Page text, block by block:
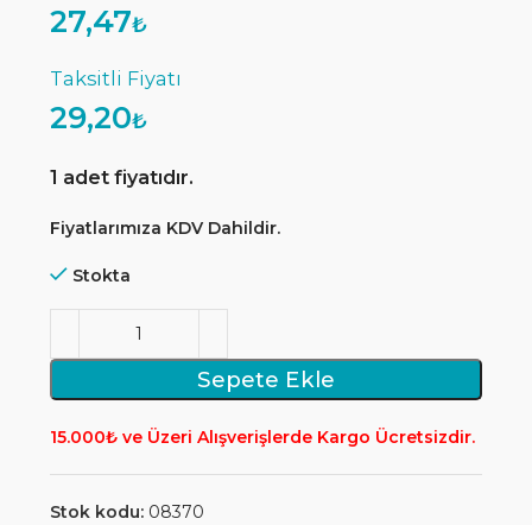
27,47₺
29,20₺
1 adet fiyatıdır.
Fiyatlarımıza KDV Dahildir.
Stokta
Sepete Ekle
15.000₺ ve Üzeri Alışverişlerde Kargo Ücretsizdir.
Stok kodu: 08370